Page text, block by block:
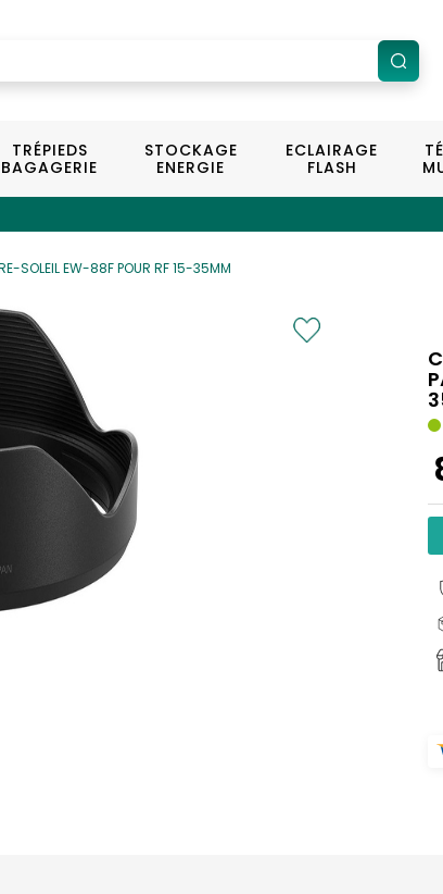
TRÉPIEDS
BAGAGERIE
STOCKAGE
ENERGIE
ECLAIRAGE
FLASH
SOLEIL EW-88F POUR RF 15-35MM